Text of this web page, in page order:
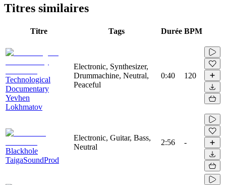
Titres similaires
Titre Tags Durée BPM
Technological
Documentary
Yevhen
Lokhmatov
Electronic, Synthesizer,
Drummachine, Neutral,
Peaceful
0:40 120
Blackhole
TaigaSoundProd
Electronic, Guitar, Bass,
Neutral
2:56 -